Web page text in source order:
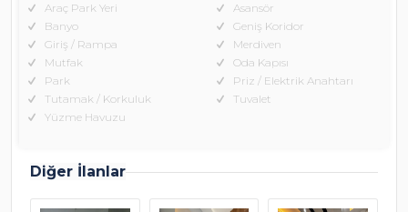
Araç Park Yeri
Asansör
Banyo
Geniş Koridor
Giriş / Rampa
Merdiven
Mutfak
Oda Kapısı
Park
Priz / Elektrik Anahtarı
Tutamak / Korkuluk
Tuvalet
Yüzme Havuzu
Diğer İlanlar